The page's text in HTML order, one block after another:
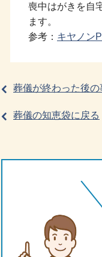
喪中はがきを自
ます。
参考： キヤノン
葬儀が終わった後
葬儀の知恵袋に戻る